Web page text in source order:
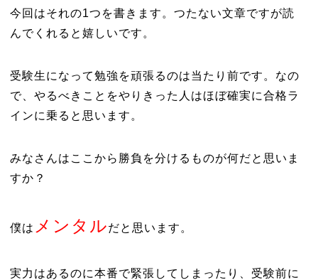
今回はそれの1つを書きます。つたない文章ですが読
んでくれると嬉しいです。
受験生になって勉強を頑張るのは当たり前です。なの
で、やるべきことをやりきった人はほぼ確実に合格ラ
インに乗ると思います。
みなさんはここから勝負を分けるものが何だと思いま
すか？
僕は メンタルだと思います。
実力はあるのに本番で緊張してしまったり、受験前に